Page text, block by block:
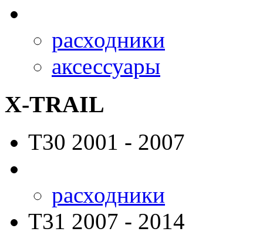
расходники
аксессуары
X-TRAIL
T30 2001 - 2007
расходники
T31 2007 - 2014